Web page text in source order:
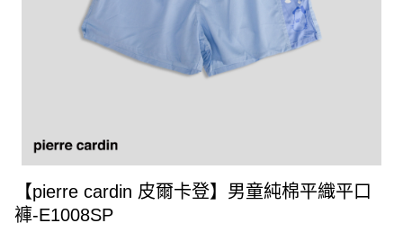
【pierre cardin 皮爾卡登】男童純棉平織平口
褲-E1008SP